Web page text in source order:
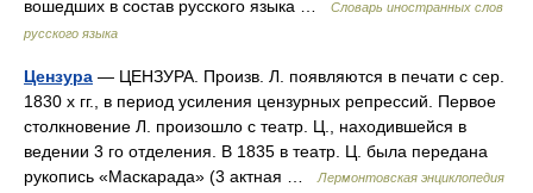
вошедших в состав русского языка …
Словарь иностранных слов
русского языка
Цензура — ЦЕНЗУРА. Произв. Л. появляются в печати с сер.
1830 х гг., в период усиления цензурных репрессий. Первое
столкновение Л. произошло с театр. Ц., находившейся в
ведении 3 го отделения. В 1835 в театр. Ц. была передана
рукопись «Маскарада» (3 актная …
Лермонтовская энциклопедия